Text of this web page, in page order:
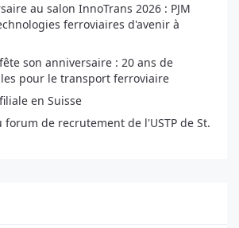
au salon InnoTrans 2026 : PJM
ferroviaires d'avenir à
son anniversaire : 20 ans de
pour le transport ferroviaire
en Suisse
forum de recrutement de l'USTP de St.